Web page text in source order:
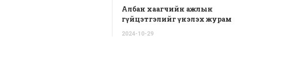
Албан хаагчийн ажлын
гүйцэтгэлийг үнэлэх журам
2024-10-29